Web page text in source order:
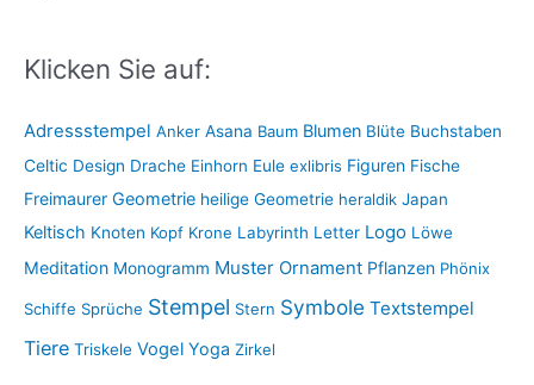
Klicken Sie auf:
Adressstempel Anker Asana Baum Blumen Blüte Buchstaben
Celtic Design Drache Einhorn Eule exlibris Figuren Fische
Freimaurer Geometrie heilige Geometrie heraldik Japan
Keltisch Knoten Kopf Krone Labyrinth Letter Logo Löwe
Meditation Monogramm Muster Ornament Pflanzen Phönix
Schiffe Sprüche Stempel Stern Symbole Textstempel
Tiere Triskele Vogel Yoga Zirkel